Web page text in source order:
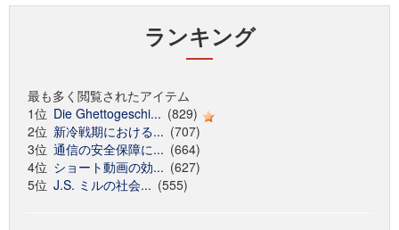
ランキング
最も多く閲覧されたアイテム
1位 Die Ghettogeschi... (829)
2位 新冷戦期における... (707)
3位 通信の安全保障に... (664)
4位 ショート動画の効... (627)
5位 J.S. ミルの社会... (555)